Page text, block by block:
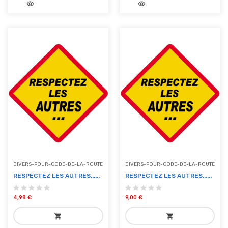
add_shopping_cartvisibility add_shopping_cartvisibility
DIVERS-POUR-CODE-DE-LA-ROUTE
RESPECTEZ LES AUTRES......
4,98 €
shopping_cart
DIVERS-POUR-CODE-DE-LA-ROUTE
RESPECTEZ LES AUTRES......
9,00 €
shopping_cart